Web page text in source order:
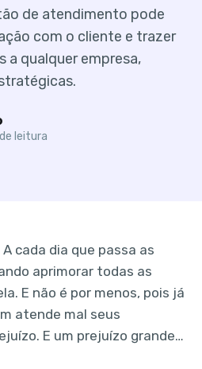
de atendimento pode
com o cliente e trazer
qualquer empresa,
leitura
cada dia que passa as
aprimorar todas as
E não é por menos, pois já
atende mal seus
E um prejuízo grande…